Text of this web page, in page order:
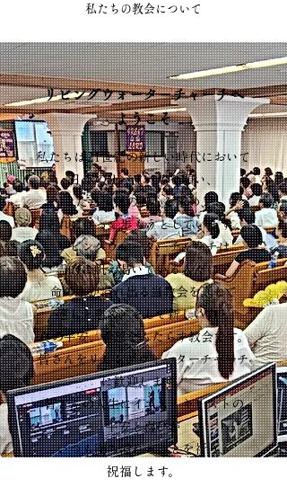
私たちの教会について
リビングウォーターチャーチへ
ようこそ
私たちは21世紀の新しい時代において
日本のリバイバルを願い、
ただ神様の御心を求め、
それに従って歩もうとしています。
リビングウォーターチャーチは
霊的に飢え渇いている人々に、
命の水が溢れ出る当教会を通して
癒しと慰め、そして新しい力と
真の平安、希望をもたらす教会です。
皆さんをリビングウォーターチャーチ
に歓迎します。
皆さんの人生にイエス・キリストの
平安と喜びが
いつも満ち溢れることを祈り、
祝福します。